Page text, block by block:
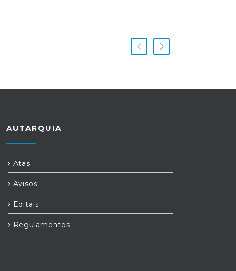
AUTARQUIA
Atas
Avisos
Editais
Regulamentos